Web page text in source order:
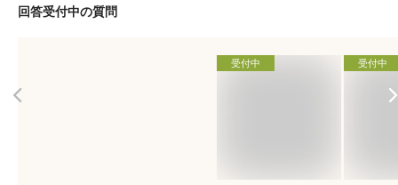
回答受付中の質問
受付中 受付中